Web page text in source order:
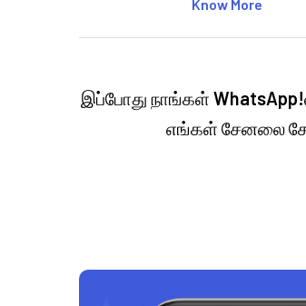
Know More
இப்போது நாங்கள் WhatsApp!
எங்கள் சேனலை